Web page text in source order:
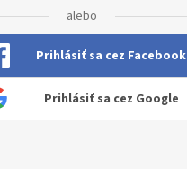
alebo
Prihlásiť sa cez Facebook
Prihlásiť sa cez Google